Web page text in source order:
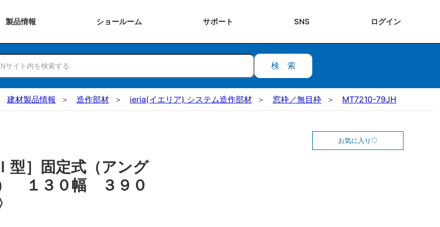
製品情報 ショールーム サポート SNS ログイン
検索
建材製品情報 造作部材 ieria(イエリア) システム造作部材 窓枠／無目枠 MT7210-79JH
］固定式（アング
１３０幅 ３９０
お気に入り